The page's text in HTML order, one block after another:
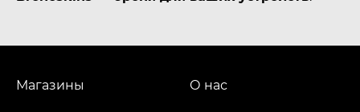
Магазины О нас